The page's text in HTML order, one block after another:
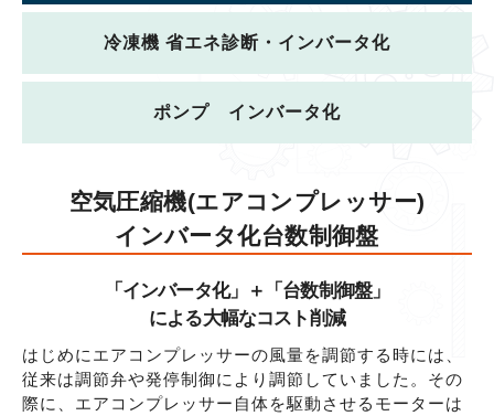
冷凍機 省エネ診断・インバータ化
ポンプ インバータ化
空気圧縮機(エアコンプレッサー)
インバータ化台数制御盤
「インバータ化」＋「台数制御盤」
による大幅なコスト削減
はじめにエアコンプレッサーの風量を調節する時には、
従来は調節弁や発停制御により調節していました。その
際に、エアコンプレッサー自体を駆動させるモーターは